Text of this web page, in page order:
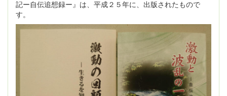
記ー自伝追想録ー』は、平成２５年に、出版されたもので
す。